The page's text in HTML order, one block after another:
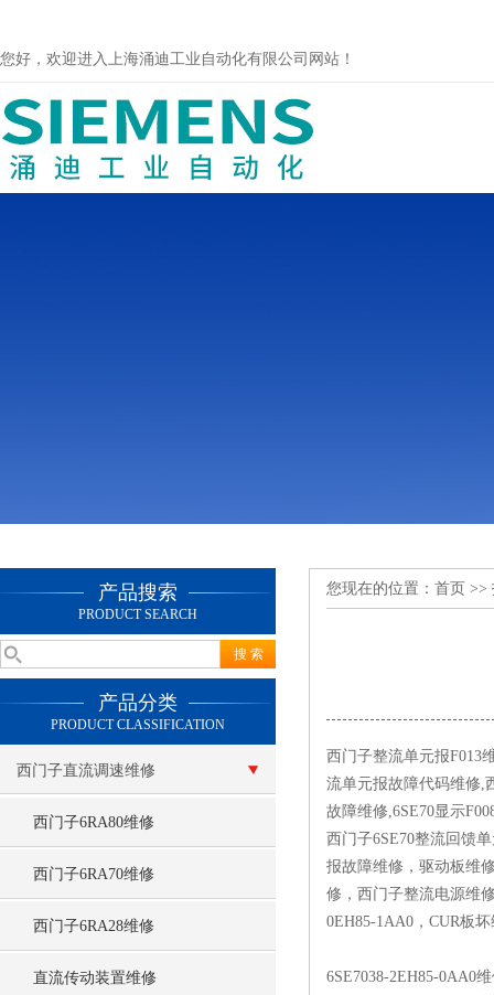
您好，欢迎进入上海涌迪工业自动化有限公司网站！
产品搜索
PRODUCT SEARCH
产品分类
PRODUCT CLASSIFICATION
西门子直流调速维修
西门子6RA80维修
西门子6RA70维修
西门子6RA28维修
直流传动装置维修
您现在的位置： 首页 >>
西门子整流单元报F013
流单元报故障代码维修,
故障维修,6SE70显示
西门子6SE70整流回馈
报故障维修，驱动板维
修，西门子整流电源维
0EH85-1AA0，CUR板
6SE7038-2EH85-0AA0